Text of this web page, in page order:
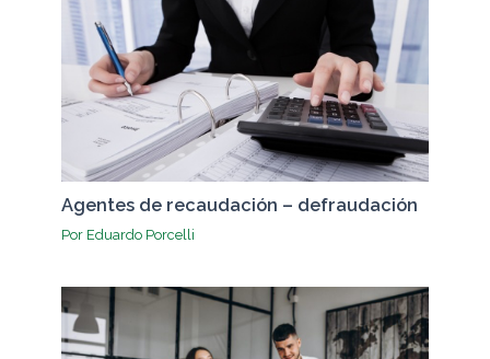
Agentes de recaudación – defraudación
Por Eduardo Porcelli